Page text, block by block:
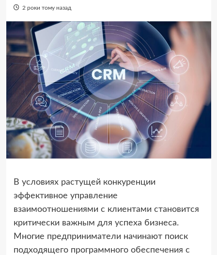
2 роки тому назад
В условиях растущей конкуренции
эффективное управление
взаимоотношениями с клиентами становится
критически важным для успеха бизнеса.
Многие предприниматели начинают поиск
подходящего программного обеспечения с